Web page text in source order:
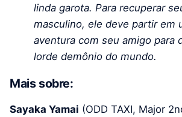
linda garota. Para recuperar
masculino, ele deve partir em
aventura com seu amigo para
lorde demônio do mundo.
Mais sobre:
Sayaka Yamai (ODD TAXI, Major